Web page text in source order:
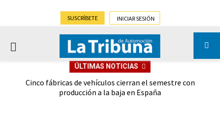
SUSCRÍBETE INICIAR SESIÓN
PRIMARY
ÚLTIMAS NOTICIAS
Cinco fábricas de vehículos cierran el semestre con
producción a la baja en España